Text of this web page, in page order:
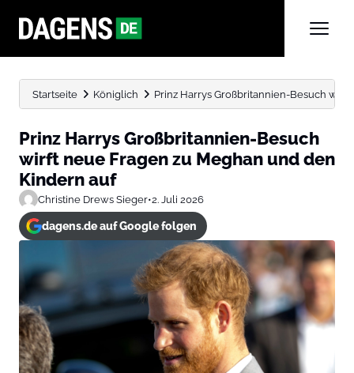
Startseite Königlich Prinz Harrys Großbritannien-Besuch
Prinz Harrys Großbritannien-Besuch
wirft neue Fragen zu Meghan und den
Kindern auf
Christine Drews Sieger•2. Juli 2026
dagens.de auf Google folgen